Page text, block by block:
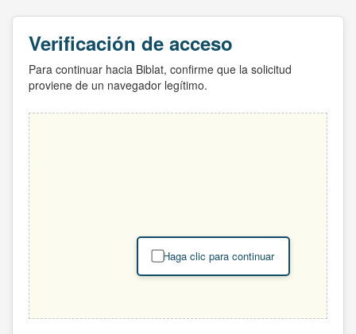
Verificación de acceso
Para continuar hacia Biblat, confirme que la solicitud
proviene de un navegador legítimo.
Haga clic para continuar